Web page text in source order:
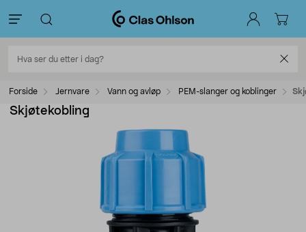
Forside Jernvare Vann og avløp PEM-slanger og koblinger
Skjøtekobling